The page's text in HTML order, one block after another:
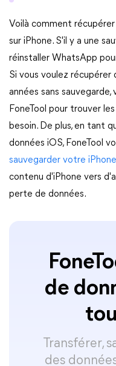
Voilà comment
sur iPhone. S'il y a une
réinstaller WhatsApp
Si vous voulez récupérer
années sans
FoneTool pour trouver
besoin. De plus, en tant
données iOS, FoneTool
sauvegarder votre
contenu d'iPhone vers
perte de données.
de
Transférer,
des